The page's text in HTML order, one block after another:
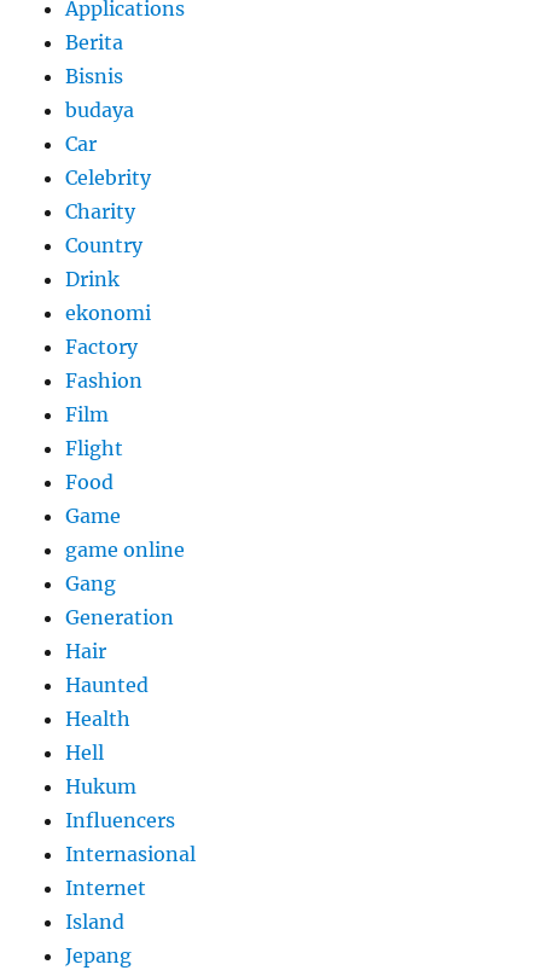
Applications
Berita
Bisnis
budaya
Car
Celebrity
Charity
Country
Drink
ekonomi
Factory
Fashion
Film
Flight
Food
Game
game online
Gang
Generation
Hair
Haunted
Health
Hell
Hukum
Influencers
Internasional
Internet
Island
Jepang